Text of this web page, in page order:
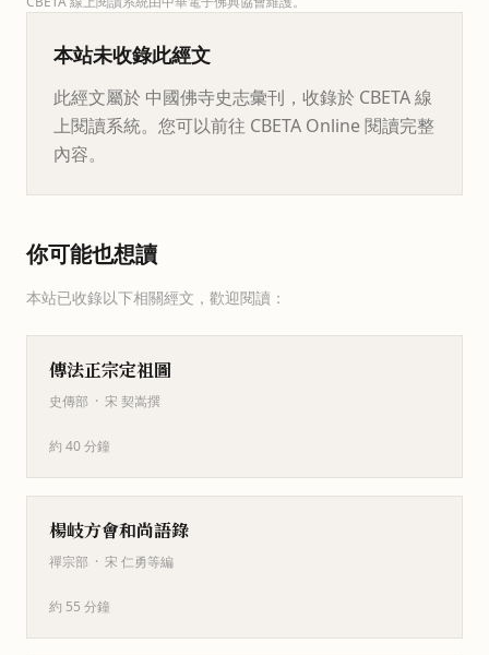
本站未收錄此經文
此經文屬於 中國佛寺史志彙刊，收錄於 CBETA 線
上閱讀系統。您可以前往 CBETA Online 閱讀完整
內容。
你可能也想讀
本站已收錄以下相關經文，歡迎閱讀：
傳法正宗定祖圖
史傳部 · 宋 契嵩撰
約 40 分鐘
楊岐方會和尚語錄
禪宗部 · 宋 仁勇等編
約 55 分鐘